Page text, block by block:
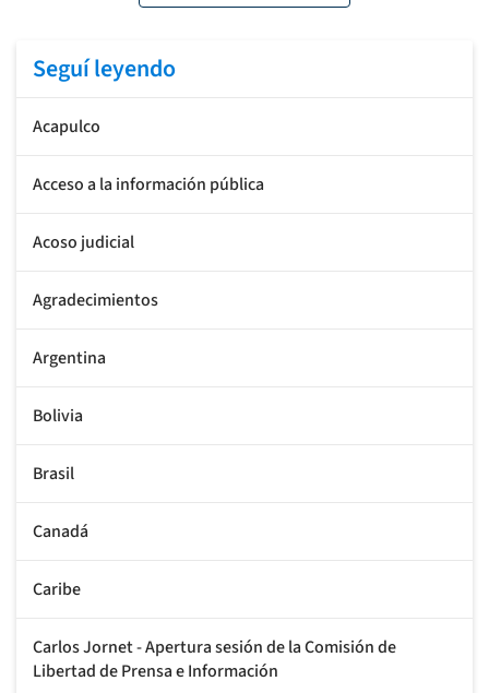
Seguí leyendo
Acapulco
Acceso a la información pública
Acoso judicial
Agradecimientos
Argentina
Bolivia
Brasil
Canadá
Caribe
Carlos Jornet - Apertura sesión de la Comisión de
Libertad de Prensa e Información